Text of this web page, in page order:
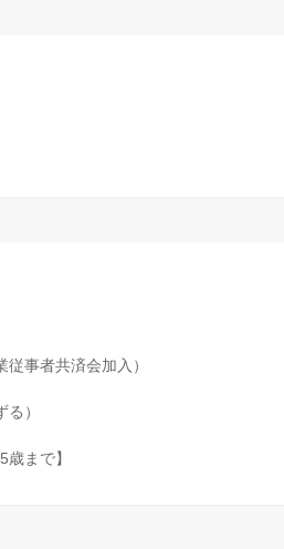
事者共済会加入）
）
まで】